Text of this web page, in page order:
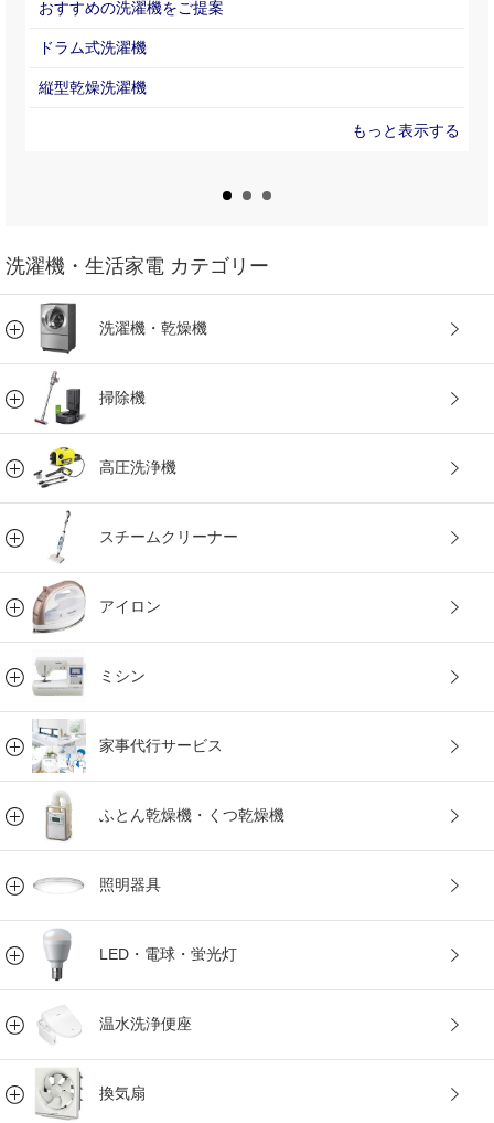
おすすめの洗濯機をご提案
ドラム式洗濯機
縦型乾燥洗濯機
洗濯機・生活家電 カテゴリー
洗濯機・乾燥機
掃除機
高圧洗浄機
スチームクリーナー
アイロン
ミシン
家事代行サービス
ふとん乾燥機・くつ乾燥機
照明器具
LED・電球・蛍光灯
温水洗浄便座
換気扇